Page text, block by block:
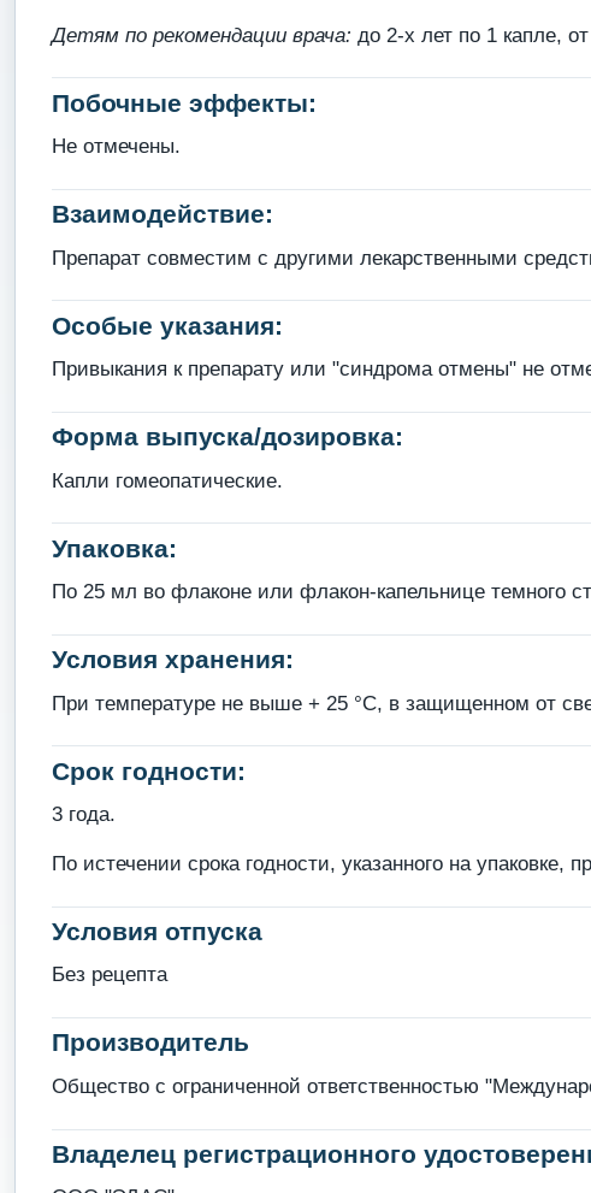
Детям по рекомендации врача: до 2-х лет по 1 капле,
Побочные эффекты:
Не отмечены.
Взаимодействие:
Препарат совместим с другими лекарственными
Особые указания:
Привыкания к препарату или "синдрома отмены" не
Форма выпуска/дозировка:
Капли гомеопатические.
Упаковка:
По 25 мл во флаконе или флакон-капельнице темного
Условия хранения:
При температуре не выше + 25 °С, в защищенном от
Срок годности:
3 года.
По истечении срока годности, указанного на упаковке,
Условия отпуска
Без рецепта
Производитель
Общество с ограниченной ответственностью
Владелец регистрационного